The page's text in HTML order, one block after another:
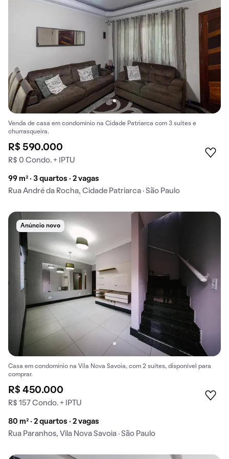
Venda de casa em condomínio na Cidade Patriarca com 3 suítes e
churrasqueira.
R$ 590.000
R$ 0 Condo. + IPTU
99 m² · 3 quartos · 2 vagas
Rua André da Rocha, Cidade Patriarca · São Paulo
Anúncio novo
Casa em condomínio na Vila Nova Savoia, com 2 suítes, disponível para
comprar.
R$ 450.000
R$ 157 Condo. + IPTU
80 m² · 2 quartos · 2 vagas
Rua Paranhos, Vila Nova Savoia · São Paulo